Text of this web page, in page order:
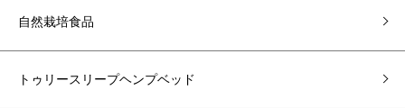
自然栽培食品
トゥリースリープヘンプベッド